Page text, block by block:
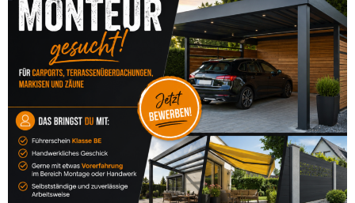
›Impressum
›Datenschutz
AGB
Barrierefreiheitserklärung
Wienstroer steht für maßgefertigte Lösungen rund um Haus,
Garten und Außenbereiche. Unser Leistungsportfolio umfasst
Terrassenüberdachungen, Wintergärten, Markisen, Carports,
Fertiggaragen, Fahrradgaragen und Fahrraddächer,
Glasvordächer, Gartenhäuser, Fenster, Plissees, Insektenschutz,
Insektenschutztüren, Insektenschutz-Rahmen,
Kellerschachtabdeckungen, Tore & Gartentüren sowie Zäune und